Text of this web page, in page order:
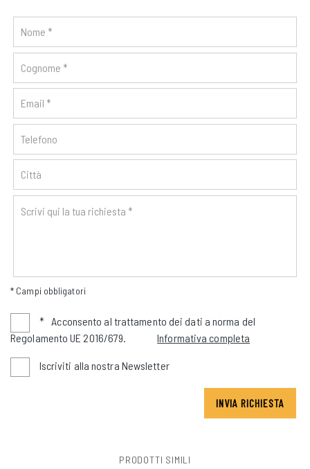
* Campi obbligatori
* Acconsento al trattamento dei dati a norma del
Regolamento UE 2016/679.
Informativa completa
Iscriviti alla nostra Newsletter
INVIA RICHIESTA
PRODOTTI SIMILI